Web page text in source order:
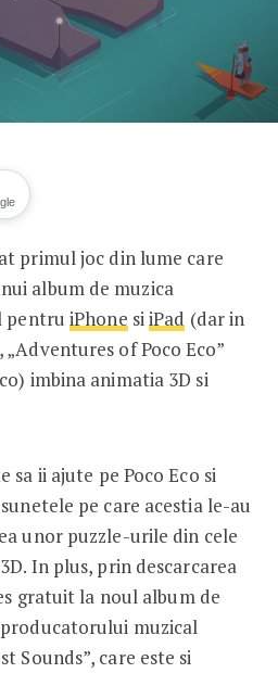
album de muzica?
primul joc din lume care
album de muzica
pentruiPhone siiPad (dar in
of Poco Eco”
imbina animatia 3D si
sa ii ajute pe Poco Eco si
pe care acestia le-au
unor puzzle-urile din cele
In plus, prin descarcarea
gratuit la noul album de
muzical
Sounds”, care este si